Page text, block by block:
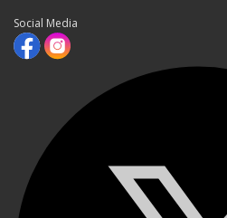
Social Media